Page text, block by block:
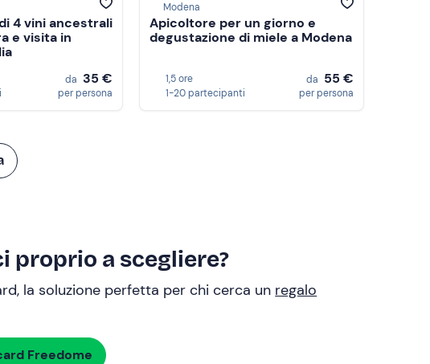
4 vini ancestrali
e visita in
da 35 €
per persona
Modena
Apicoltore per un giorno e
degustazione di miele a Modena
1,5 ore
1-20 partecipanti
da 55 €
per persona
proprio a scegliere?
la soluzione perfetta per chi cerca un regalo
Freedome